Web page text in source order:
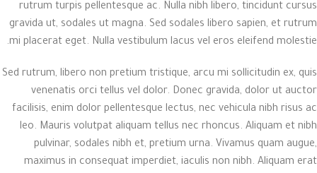
rutrum turpis pellentesque ac. Nulla nibh libero, tincidunt cursus
gravida ut, sodales ut magna. Sed sodales libero sapien, et rutrum
mi placerat eget. Nulla vestibulum lacus vel eros eleifend molestie.
Sed rutrum, libero non pretium tristique, arcu mi sollicitudin ex, quis
venenatis orci tellus vel dolor. Donec gravida, dolor ut auctor
facilisis, enim dolor pellentesque lectus, nec vehicula nibh risus ac
leo. Mauris volutpat aliquam tellus nec rhoncus. Aliquam et nibh
pulvinar, sodales nibh et, pretium urna. Vivamus quam augue,
maximus in consequat imperdiet, iaculis non nibh. Aliquam erat